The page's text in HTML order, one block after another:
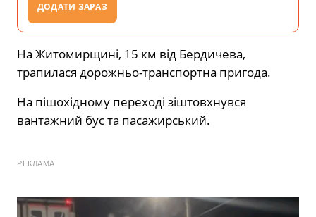
ДОДАТИ ЗАРАЗ
На Житомирщині, 15 км від Бердичева,
трапилася дорожньо-транспортна пригода.
На пішохідному переході зіштовхнувся
вантажний бус та пасажирський.
РЕКЛАМА